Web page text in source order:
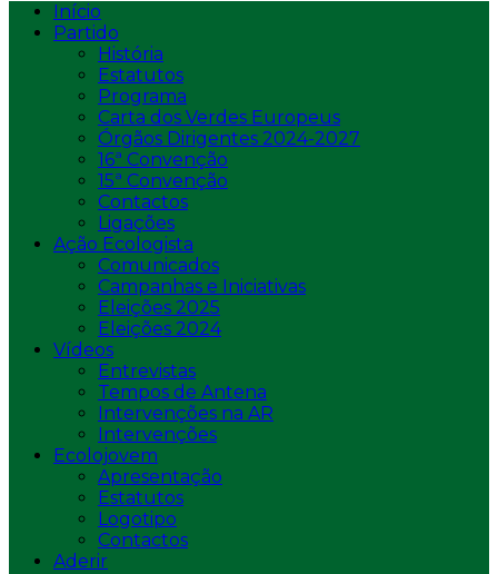
Início
Partido
História
Estatutos
Programa
Carta dos Verdes Europeus
Órgãos Dirigentes 2024-2027
16ª Convenção
15ª Convenção
Contactos
Ligações
Ação Ecologista
Comunicados
Campanhas e Iniciativas
Eleições 2025
Eleições 2024
Vídeos
Entrevistas
Tempos de Antena
Intervenções na AR
Intervenções
Ecolojovem
Apresentação
Estatutos
Logotipo
Contactos
Aderir